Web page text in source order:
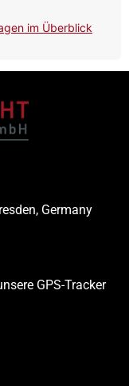
im Überblick
Germany
GPS-Tracker